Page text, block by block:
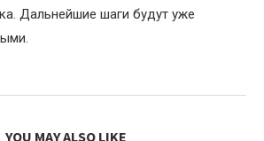
Дальнейшие шаги будут уже
YOU MAY ALSO LIKE